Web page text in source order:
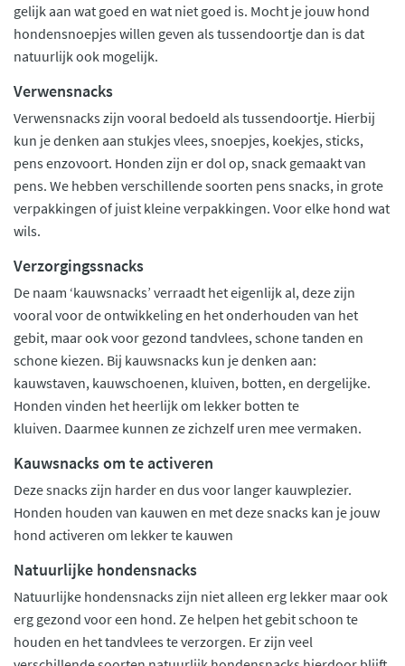
gelijk aan wat goed en wat niet goed is. Mocht je jouw hond
hondensnoepjes willen geven als tussendoortje dan is dat
natuurlijk ook mogelijk.
Verwensnacks
Verwensnacks zijn vooral bedoeld als tussendoortje. Hierbij
kun je denken aan stukjes vlees, snoepjes, koekjes, sticks,
pens enzovoort. Honden zijn er dol op, snack gemaakt van
pens. We hebben verschillende soorten pens snacks, in grote
verpakkingen of juist kleine verpakkingen. Voor elke hond wat
wils.
Verzorgingssnacks
De naam ‘kauwsnacks’ verraadt het eigenlijk al, deze zijn
vooral voor de ontwikkeling en het onderhouden van het
gebit, maar ook voor gezond tandvlees, schone tanden en
schone kiezen. Bij kauwsnacks kun je denken aan:
kauwstaven, kauwschoenen, kluiven, botten, en dergelijke.
Honden vinden het heerlijk om lekker botten te
kluiven. Daarmee kunnen ze zichzelf uren mee vermaken.
Kauwsnacks om te activeren
Deze snacks zijn harder en dus voor langer kauwplezier.
Honden houden van kauwen en met deze snacks kan je jouw
hond activeren om lekker te kauwen
Natuurlijke hondensnacks
Natuurlijke hondensnacks zijn niet alleen erg lekker maar ook
erg gezond voor een hond. Ze helpen het gebit schoon te
houden en het tandvlees te verzorgen. Er zijn veel